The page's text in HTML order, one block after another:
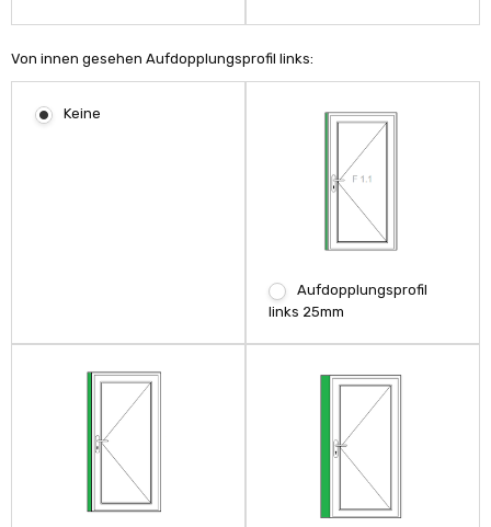
Von innen gesehen Aufdopplungsprofil links:
Keine
Aufdopplungsprofil
links 25mm